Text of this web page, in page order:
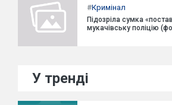
#Кримінал
Підозріла сумка
мукачівську поліцію
У тренді